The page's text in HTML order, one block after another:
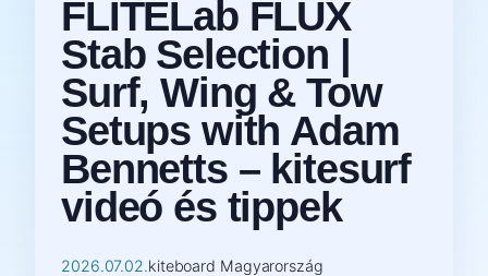
FLITELab FLUX
Stab Selection |
Surf, Wing & Tow
Setups with Adam
Bennetts – kitesurf
videó és tippek
2026.07.02.kiteboard Magyarország